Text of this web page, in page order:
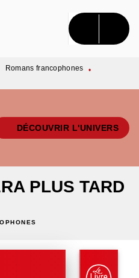
CONTENU
Romans francophones
•
DÉCOUVRIR L'UNIVERS
PLUS TARD